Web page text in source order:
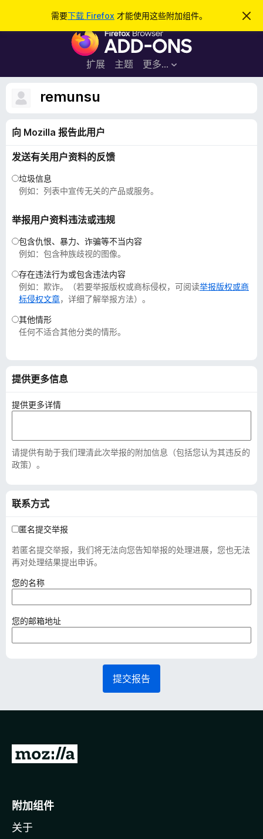
需要下载 Firefox 才能使用这些附加组件。
忽
此
F
r
e
加
扩展 主题 更多…
登录
remunsu
向 Mozilla 报告此用户
发送有关用户资料的反馈
垃圾信息
例如：列表中宣传无关的产品或服务。
举报用户资料违法或违规
包含仇恨、暴力、诈骗等不当内容
例如：包含种族歧视的图像。
存在违法行为或包含违法内容
例如：欺诈。（若要举报版权或商标侵权，可阅读举报版权或商
标侵权文章，详细了解举报方法）。
其他情形
任何不适合其他分类的情形。
提供更多信息
提供更多详情
请提供有助于我们理清此次举报的附加信息（包括您认为其违反的
政策）。
联系方式
匿名提交举报
若匿名提交举报，我们将无法向您告知举报的处理进展，您也无法
再对处理结果提出申诉。
您的名称（
填
）
您的邮箱地址（
填
提交报告
转
o
i
附加组件
关于